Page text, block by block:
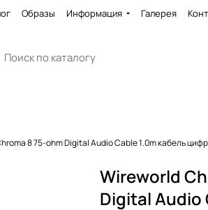
Образы Информация Галерея
8 75-ohm Digital Audio Cable 1.0m кабель
Wireworld
Digital Audio